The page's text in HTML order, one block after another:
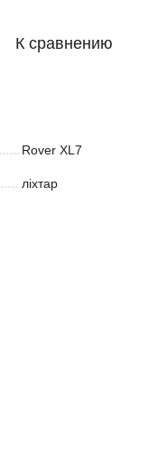
К сравнению
Rover XL7
ліхтар